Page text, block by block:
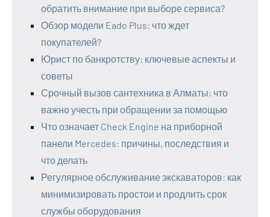
обратить внимание при выборе сервиса?
Обзор модели Eado Plus: что ждет
покупателей?
Юрист по банкротству: ключевые аспекты и
советы
Срочный вызов сантехника в Алматы: что
важно учесть при обращении за помощью
Что означает Check Engine на приборной
панели Mercedes: причины, последствия и
что делать
Регулярное обслуживание экскаваторов: как
минимизировать простои и продлить срок
службы оборудования